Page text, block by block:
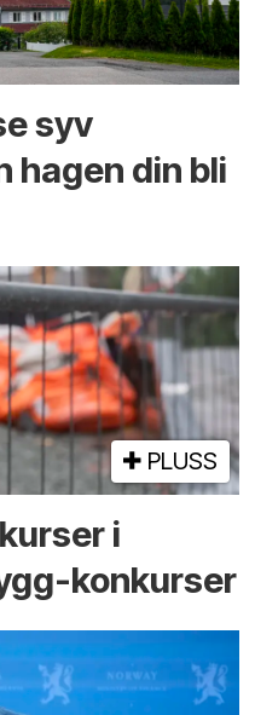
syv
hagen din bli
PLUSS
i
konkurser